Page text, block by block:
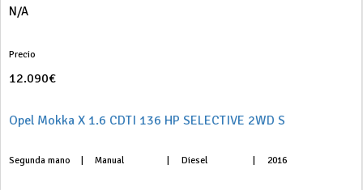
N/A
Precio
12.090€
Opel Mokka X 1.6 CDTI 136 HP SELECTIVE 2WD S
Segunda mano Manual Diesel 2016